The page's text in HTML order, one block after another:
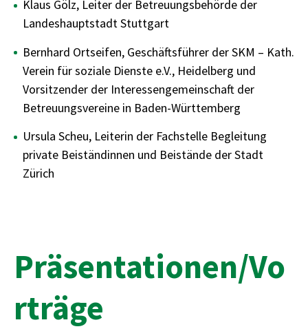
Klaus Gölz, Leiter der Betreuungsbehörde der
Landeshauptstadt Stuttgart
Bernhard Ortseifen, Geschäftsführer der SKM – Kath.
Verein für soziale Dienste e.V., Heidelberg und
Vorsitzender der Interessengemeinschaft der
Betreuungsvereine in Baden-Württemberg
Ursula Scheu, Leiterin der Fachstelle Begleitung
private Beiständinnen und Beistände der Stadt
Zürich
Präsentationen/Vo
rträge